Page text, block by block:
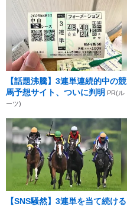
【話題沸騰】3連単連続的中の競
馬予想サイト、ついに判明 PR(ル
ーツ)
【SNS騒然】3連単を当て続ける